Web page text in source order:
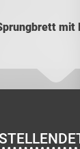
mit